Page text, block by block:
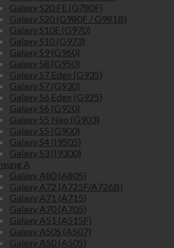
Galaxy S20 FE (G780F)
Galaxy S20 (G980F / G981B)
Galaxy S10E (G970)
Galaxy S10 (G973)
Galaxy S9 (G960)
Galaxy S8 (G950)
Galaxy S7 Edge (G935)
Galaxy S7 (G930)
Galaxy S6 Edge (G925)
Galaxy S6 (G920)
Galaxy S5 Neo (G903)
Galaxy S5 (G900)
Galaxy S4 (I9505)
Galaxy S3 (I9300)
A
Galaxy A80 (A805)
Galaxy A72 (A725F/A726B)
Galaxy A71 (A715)
Galaxy A70 (A705)
Galaxy A51 (A515F)
Galaxy A50S (A507)
Galaxy A50 (A505)